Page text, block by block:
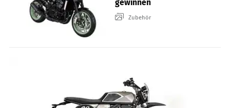
gewinnen
Zubehör